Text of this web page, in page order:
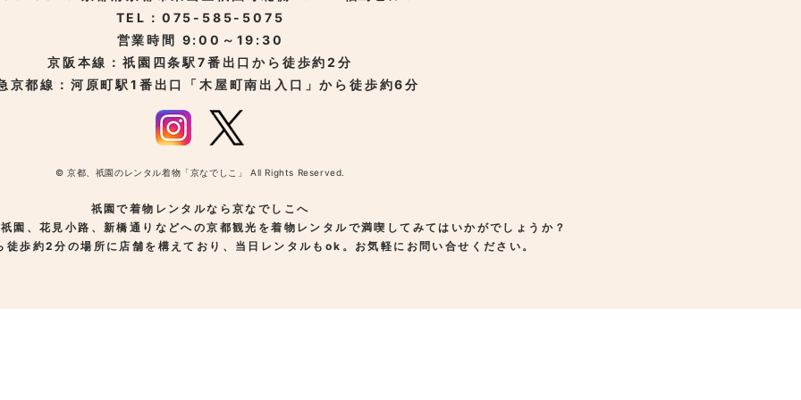
TEL：075-585-5075
営業時間 9:00～19:30
京阪本線：祇園四条駅7番出口から徒歩約2分
京都線：河原町駅 1番出口「木屋町南出入口」から徒歩約6分
© 京都、祇園のレンタル着物「京なでしこ」 All Rights Reserved.
祇園で着物レンタルなら京なでしこへ
園、花見小路、新橋通りなどへの京都観光を着物レンタルで満喫してみてはいかがでしょうか？
徒歩約2分の場所に店舗を構えており、当日レンタルもok。お気軽にお問い合せください。